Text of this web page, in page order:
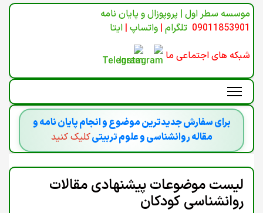
موسسه سطر اول | پروپوزال و پایان نامه
09011853901 تلگرام | واتساپ | ایتا
شبکه های اجتماعی ما
برای سفارش جدیدترین موضوع و انجام پایان نامه و
مقاله روانشناسی و علوم تربیتیکلیک کنید
لیست موضوعات پیشنهادی مقالات
روانشناسی کودکان